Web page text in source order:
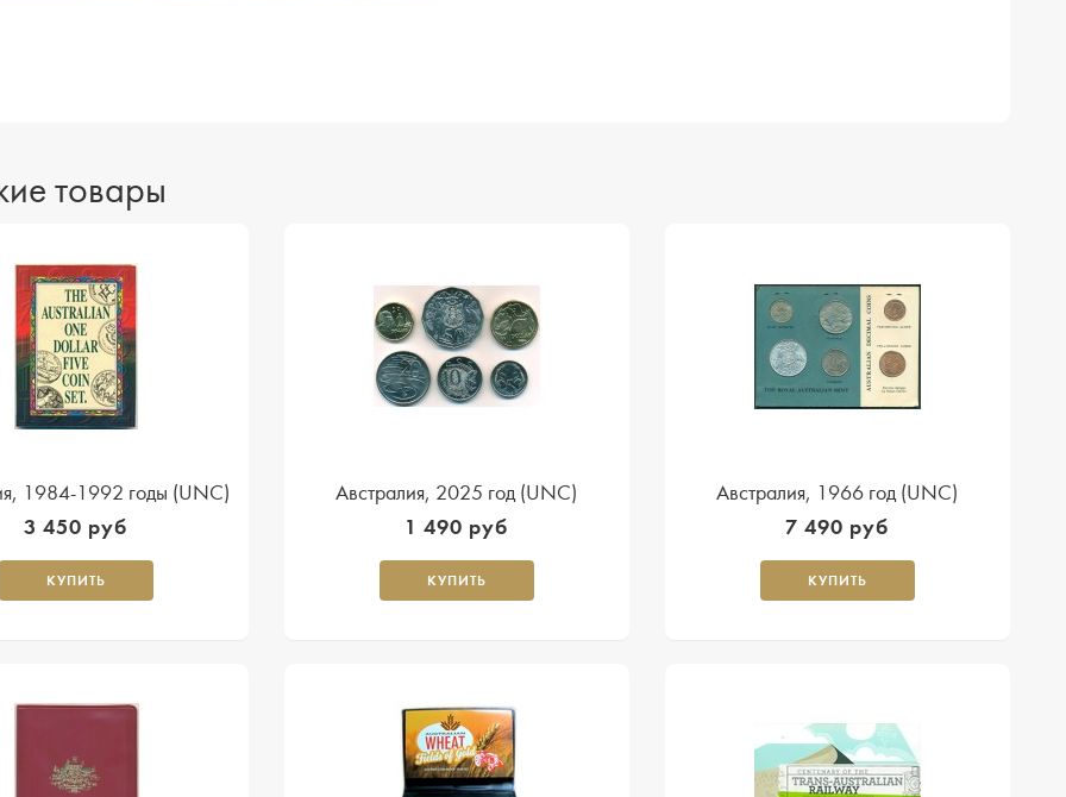
товары
1984-1992 годы (UNC)
3 450 руб
КУПИТЬ
Австралия, 2025 год (UNC)
1 490 руб
КУПИТЬ
Австралия, 1966 год (UNC)
7 490 руб
КУПИТЬ